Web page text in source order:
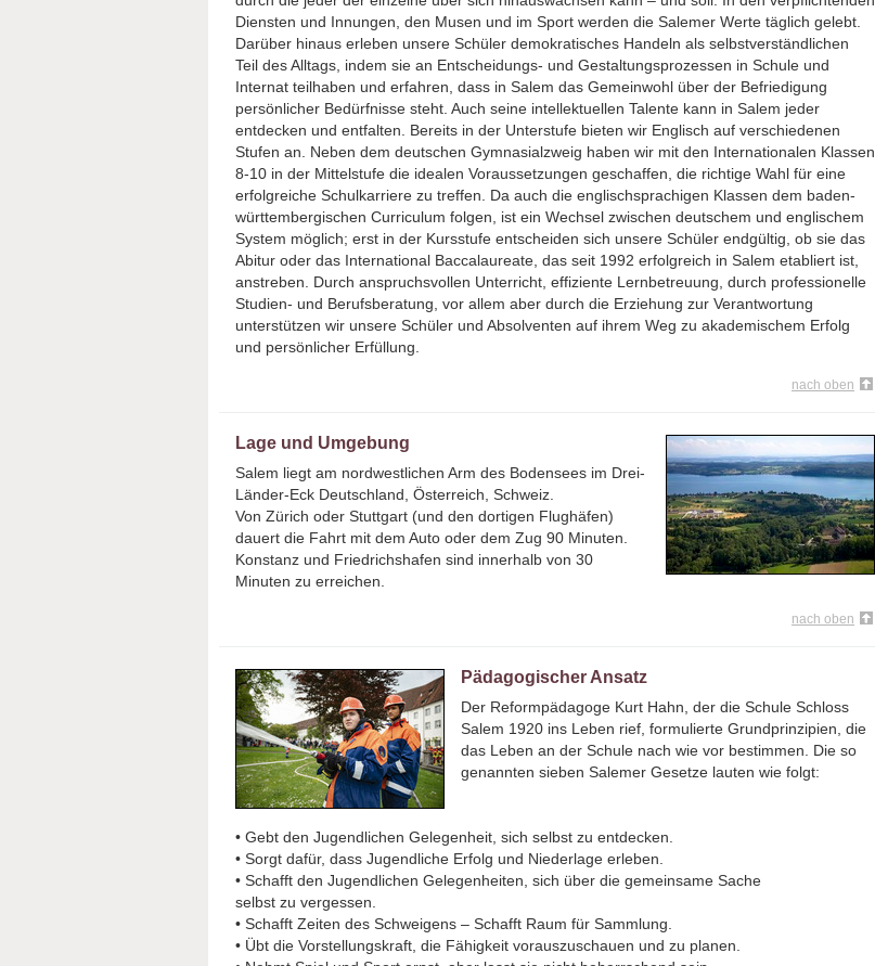
Diensten und Innungen, den Musen und im Sport werden die Salemer Werte täglich gelebt.
Darüber hinaus erleben unsere Schüler demokratisches Handeln als selbstverständlichen
Teil des Alltags, indem sie an Entscheidungs- und Gestaltungsprozessen in Schule und
Internat teilhaben und erfahren, dass in Salem das Gemeinwohl über der Befriedigung
persönlicher Bedürfnisse steht. Auch seine intellektuellen Talente kann in Salem jeder
entdecken und entfalten. Bereits in der Unterstufe bieten wir Englisch auf verschiedenen
Stufen an. Neben dem deutschen Gymnasialzweig haben wir mit den Internationalen Klassen
8-10 in der Mittelstufe die idealen Voraussetzungen geschaffen, die richtige Wahl für eine
erfolgreiche Schulkarriere zu treffen. Da auch die englischsprachigen Klassen dem baden-
württembergischen Curriculum folgen, ist ein Wechsel zwischen deutschem und englischem
System möglich; erst in der Kursstufe entscheiden sich unsere Schüler endgültig, ob sie das
Abitur oder das International Baccalaureate, das seit 1992 erfolgreich in Salem etabliert ist,
anstreben. Durch anspruchsvollen Unterricht, effiziente Lernbetreuung, durch professionelle
Studien- und Berufsberatung, vor allem aber durch die Erziehung zur Verantwortung
unterstützen wir unsere Schüler und Absolventen auf ihrem Weg zu akademischem Erfolg
und persönlicher Erfüllung.
nach oben
Lage und Umgebung
Salem liegt am nordwestlichen Arm des Bodensees im Drei-
Länder-Eck Deutschland, Österreich, Schweiz.
Von Zürich oder Stuttgart (und den dortigen Flughäfen)
dauert die Fahrt mit dem Auto oder dem Zug 90 Minuten.
Konstanz und Friedrichshafen sind innerhalb von 30
Minuten zu erreichen.
nach oben
Pädagogischer Ansatz
Der Reformpädagoge Kurt Hahn, der die Schule Schloss
Salem 1920 ins Leben rief, formulierte Grundprinzipien, die
das Leben an der Schule nach wie vor bestimmen. Die so
genannten sieben Salemer Gesetze lauten wie folgt:
• Gebt den Jugendlichen Gelegenheit, sich selbst zu entdecken.
• Sorgt dafür, dass Jugendliche Erfolg und Niederlage erleben.
• Schafft den Jugendlichen Gelegenheiten, sich über die gemeinsame Sache
selbst zu vergessen.
• Schafft Zeiten des Schweigens – Schafft Raum für Sammlung.
• Übt die Vorstellungskraft, die Fähigkeit vorauszuschauen und zu planen.